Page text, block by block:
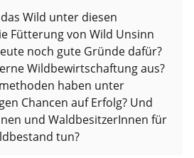
Wild unter diesen
Fütterung von Wild Unsinn
noch gute Gründe dafür?
Wildbewirtschaftung aus?
haben unter
Chancen auf Erfolg? Und
und WaldbesitzerInnen für
tun?